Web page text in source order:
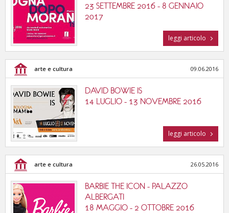
23 SETTEMBRE 2016 - 8 GENNAIO
2017
leggi articolo
arte e cultura 09.06.2016
DAVID BOWIE IS
14 LUGLIO - 13 NOVEMBRE 2016
leggi articolo
arte e cultura 26.05.2016
BARBIE THE ICON - PALAZZO
ALBERGATI
18 MAGGIO - 2 OTTOBRE 2016